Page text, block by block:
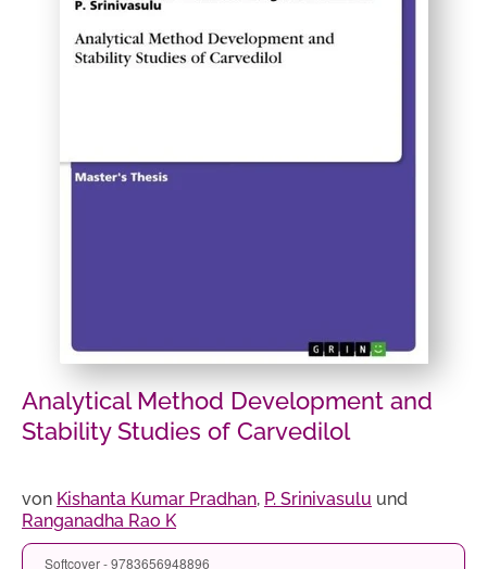
Analytical Method Development and
Stability Studies of Carvedilol
von Kishanta Kumar Pradhan, P. Srinivasulu und
Ranganadha Rao K
Softcover - 9783656948896